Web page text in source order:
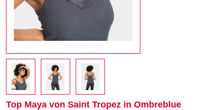
Top Maya von Saint Tropez in Ombreblue